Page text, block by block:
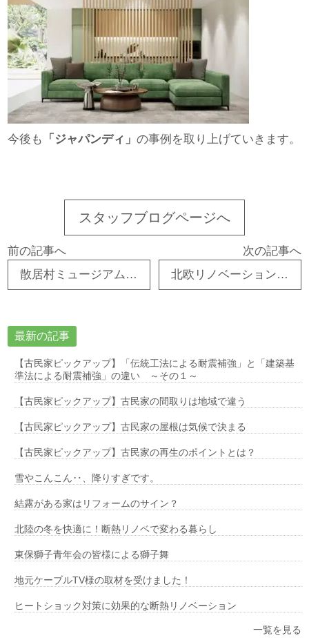
今後も 「ジャパンディ」の事例を取り上げていきます。
スタッフブログページへ
前の記事へ
散居村ミュージアムに行ってきました！（富山県砺波市）
次の記事へ
北欧リノベーションYouTubeチャンネルが出来ました！
最新の記事
【古民家ピックアップ】「伝統工法による耐震補強」と「建築基
準法による耐震補強」の違い ～その１～
【古民家ピックアップ】古民家の間取りは地域で違う
【古民家ピックアップ】古民家の屋根は気候で決まる
【古民家ピックアップ】古民家の再生のポイントとは？
雪やこんこん‥、降りすぎです。
結露がある家はリフォームのサイン？
北陸の冬を快適に！断熱リノベで変わる暮らし
東保獅子青年会の皆様による獅子舞
地元ケーブルTV様の取材を受けました！
ヒートショック対策に効果的な断熱リノベーション
一覧を見る